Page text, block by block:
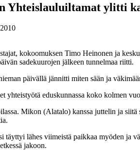
Yhteislauluiltamat ylitti
kokoomuksen Timo Heinonen ja
sadekuurojen jälkeen tunnelmaa riitti.
päivällä jännitti miten sään ja
yhteistyötä eduskunnassa koko kolmen
Mikon (Alatalo) kanssa juttelin ja
täyttyi lähes viimeistä paikkaa myöden
jakoon.